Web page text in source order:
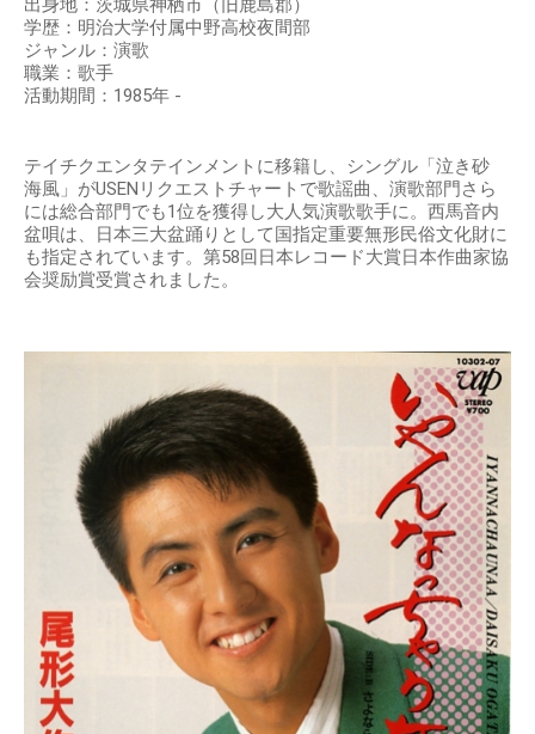
学歴：明治大学付属中野高校夜間部
ジャンル：演歌
職業：歌手
活動期間：1985年 -
テイチクエンタテインメントに移籍し、シングル「泣き砂
海風」がUSENリクエストチャートで歌謡曲、演歌部門さら
には総合部門でも1位を獲得し大人気演歌歌手に。西馬音内
盆唄は、日本三大盆踊りとして国指定重要無形民俗文化財に
も指定されています。第58回日本レコード大賞日本作曲家協
会奨励賞受賞されました。